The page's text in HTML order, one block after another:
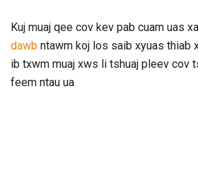
Kuj muaj qee cov kev pab cuam uas
dawb ntawm koj los saib xyuas thiab
ib txwm muaj xws li tshuaj pleev cov
feem ntau ua